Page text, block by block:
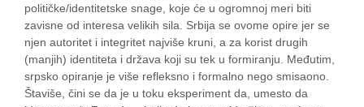
političke/identitetske snage, koje će u ogromnoj meri biti
zavisne od interesa velikih sila. Srbija se ovome opire jer se
njen autoritet i integritet najviše kruni, a za korist drugih
(manjih) identiteta i država koji su tek u formiranju. Međutim,
srpsko opiranje je više refleksno i formalno nego smisaono.
Štaviše, čini se da je u toku eksperiment da, umesto da